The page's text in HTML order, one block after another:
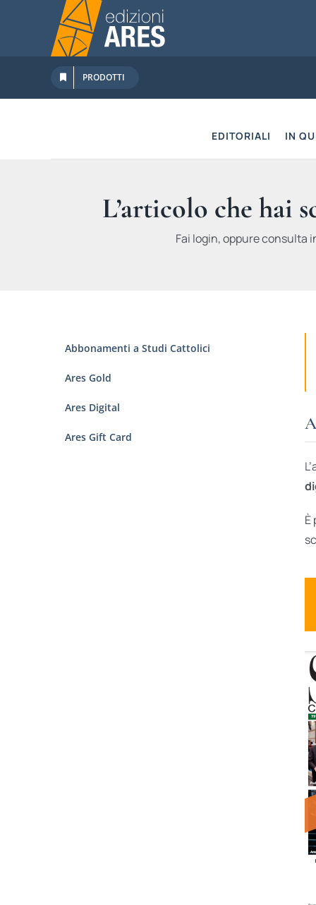
contenuto
PRODOTTI
EDITORIALI IN
L’articolo che hai
Fai login, oppure consulta
È
Abbonamenti a Studi Cattolici
Ares Gold
Ares Digital
Ares Gift Card